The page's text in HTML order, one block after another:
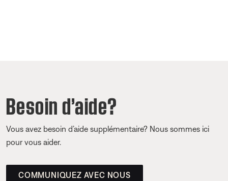
Besoin d’aide?
Vous avez besoin d’aide supplémentaire? Nous sommes ici
pour vous aider.
COMMUNIQUEZ AVEC NOUS